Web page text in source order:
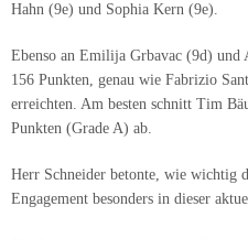
Hahn (9e) und Sophia Kern (9e).
Ebenso an Emilija Grbavac (9d)
156 Punkten, genau wie Fabrizio
erreichten. Am besten schnitt Tim
Punkten (Grade A) ab.
Herr Schneider betonte, wie wichtig
Engagement besonders in dieser